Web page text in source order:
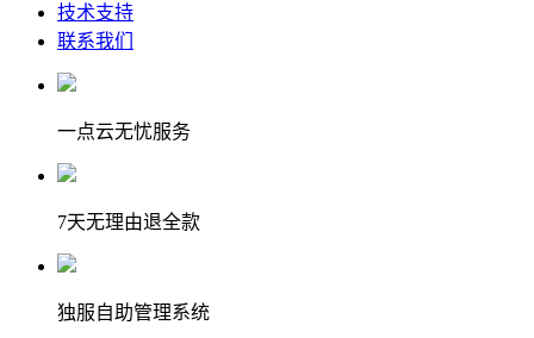
技术支持
联系我们
一点云无忧服务
7天无理由退全款
独服自助管理系统